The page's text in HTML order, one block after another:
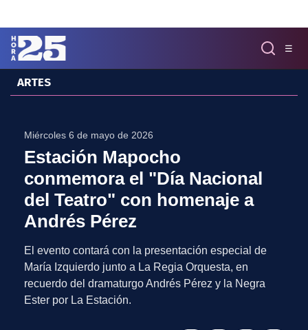
☰
MENÚ
Podcast
Artes
Cine y Series
Música
Patrimonio
EXCLUSIVO H25
ARTES
Miércoles 6 de mayo de 2026
Estación Mapocho
conmemora el "Día Nacional
del Teatro" con homenaje a
Andrés Pérez
El evento contará con la presentación especial de
María Izquierdo junto a La Regia Orquesta, en
recuerdo del dramaturgo Andrés Pérez y la Negra
Ester por La Estación.